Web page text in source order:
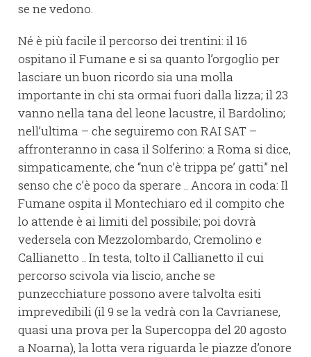
se ne vedono.
Né è più facile il percorso dei trentini: il 16
ospitano il Fumane e si sa quanto l’orgoglio per
lasciare un buon ricordo sia una molla
importante in chi sta ormai fuori dalla lizza; il 23
vanno nella tana del leone lacustre, il Bardolino;
nell’ultima – che seguiremo con RAI SAT –
affronteranno in casa il Solferino: a Roma si dice,
simpaticamente, che “nun c’è trippa pe’ gatti” nel
senso che c’è poco da sperare .. Ancora in coda: Il
Fumane ospita il Montechiaro ed il compito che
lo attende è ai limiti del possibile; poi dovrà
vedersela con Mezzolombardo, Cremolino e
Callianetto .. In testa, tolto il Callianetto il cui
percorso scivola via liscio, anche se
punzecchiature possono avere talvolta esiti
imprevedibili (il 9 se la vedrà con la Cavrianese,
quasi una prova per la Supercoppa del 20 agosto
a Noarna), la lotta vera riguarda le piazze d’onore